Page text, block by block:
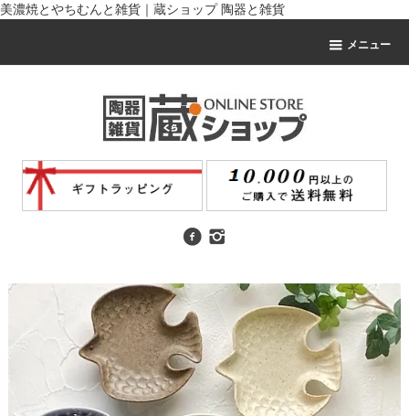
美濃焼とやちむんと雑貨｜蔵ショップ 陶器と雑貨
メニュー